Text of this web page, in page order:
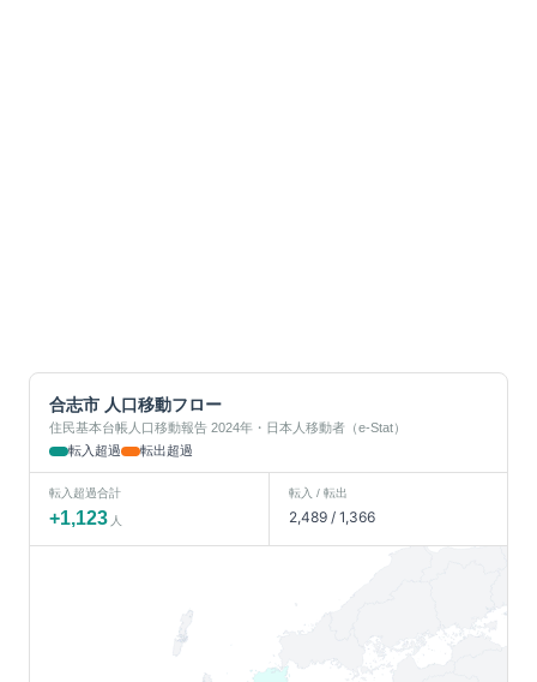
合志市 人口移動フロー
住民基本台帳人口移動報告 2024年・日本人移動者（e-Stat）
転入超過
転出超過
転入超過合計
+1,123 人
転入 / 転出
2,489/ 1,366